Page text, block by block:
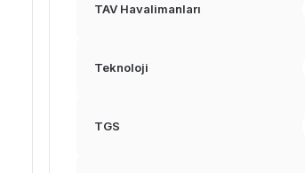
TAV Havalimanları
Teknoloji
TGS